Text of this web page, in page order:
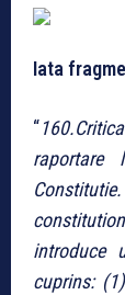
Iata
“
introduce
cuprins: